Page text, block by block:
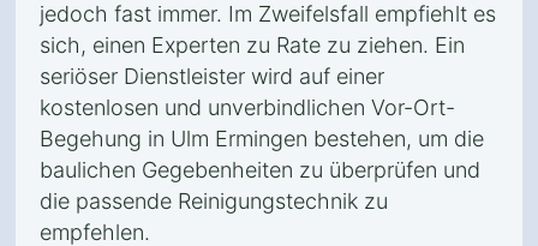
jedoch fast immer. Im Zweifelsfall empfiehlt es
sich, einen Experten zu Rate zu ziehen. Ein
seriöser Dienstleister wird auf einer
kostenlosen und unverbindlichen Vor-Ort-
Begehung in Ulm Ermingen bestehen, um die
baulichen Gegebenheiten zu überprüfen und
die passende Reinigungstechnik zu
empfehlen.